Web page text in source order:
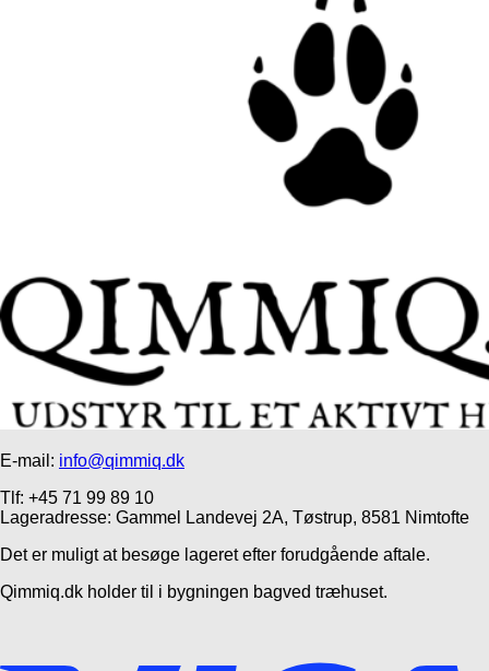
E-mail: info@qimmiq.dk
Tlf: +45 71 99 89 10
Lageradresse: Gammel Landevej 2A, Tøstrup, 8581 Nimtofte
Det er muligt at besøge lageret efter forudgående aftale.
Qimmiq.dk holder til i bygningen bagved træhuset.